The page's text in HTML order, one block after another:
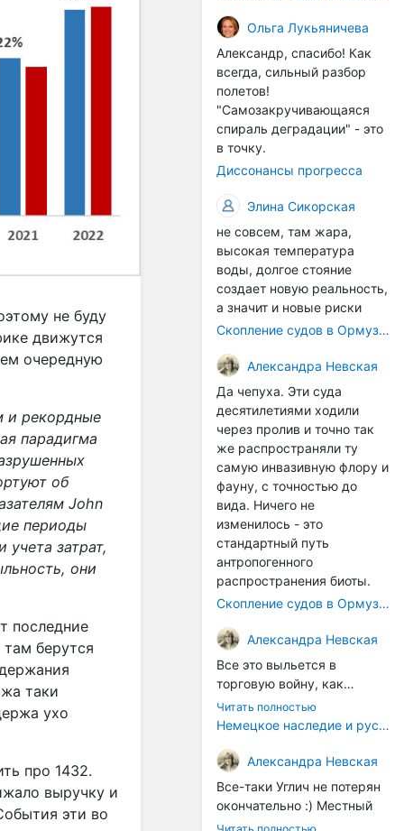
не буду
движутся
очередную
и рекордные
парадигма
об
John
периоды
затрат,
они
последние
берутся
таки
ухо
про 1432.
выручку и
эти во
организмы, и потом они
могут быть перенесены в
другие регионы. Поэтому
проблема вполне реальная
— просто я бы говорила не
о неизбежной катастрофе,
а о повышенном риске,
который нельзя
игнорировать. А так да 👍
Ольга Лукьяничева
Александр, спасибо! Как
всегда, сильный разбор
полетов!
"Самозакручивающаяся
спираль деградации" - это
в точку.
Диссонансы прогресса
Элина Сикорская
не совсем, там жара,
высокая температура
воды, долгое стояние
создает новую реальность,
а значит и новые риски
Скопление судов в Ормузском проливе грозит катастрофическим распространением инвазивных видов
Александра Невская
Да чепуха. Эти суда
десятилетиями ходили
через пролив и точно так
же распространяли ту
самую инвазивную флору и
фауну, с точностью до
вида. Ничего не
изменилось - это
стандартный путь
антропогенного
распространения биоты.
Скопление судов в Ормузском проливе грозит катастрофическим распространением инвазивных видов
Александра Невская
Все это выльется в
торговую войну, как
печально известная война
за Адыгейский сыр. Собаки
Когда региональный
продукт начнут делать
многие мастера региона, а
не единицы энтузиастов,
Читать полностью
Немецкое наследие и русский характер: история колбасного дела в Российской империи
Александра Невская
Все-таки Углич не потерян
окончательно :) Местный
институт сыроделия